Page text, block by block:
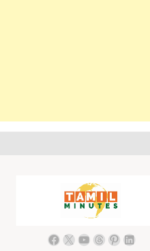
Facebook
X YouTube
Threads
Pinterest